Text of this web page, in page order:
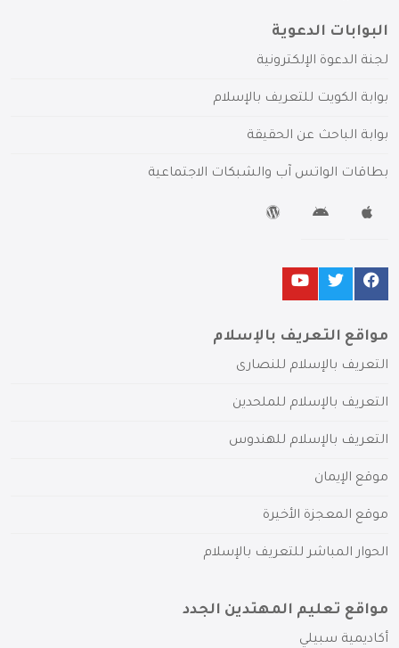
البوابات الدعوية
لجنة الدعوة الإلكترونية
بوابة الكويت للتعريف بالإسلام
بوابة الباحث عن الحقيقة
بطاقات الواتس آب والشبكات الاجتماعية
مواقع التعريف بالإسلام
التعريف بالإسلام للنصارى
التعريف بالإسلام للملحدين
التعريف بالإسلام للهندوس
موقع الإيمان
موقع المعجزة الأخيرة
الحوار المباشر للتعريف بالإسلام
مواقع تعليم المهتدين الجدد
أكاديمية سبيلي